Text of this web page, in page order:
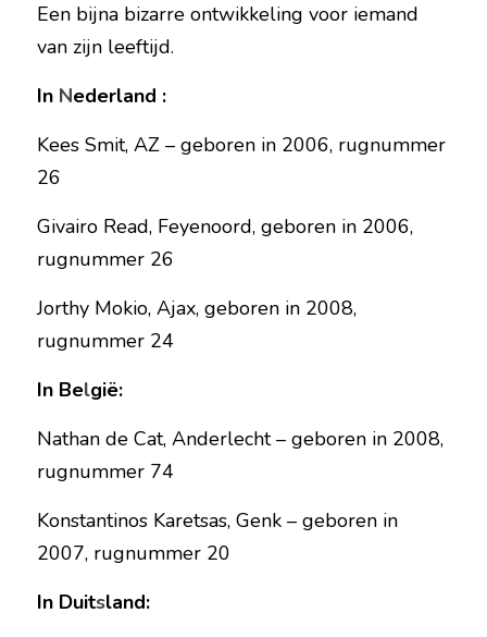
Een bijna bizarre ontwikkeling voor iemand
van zijn leeftijd.
In Nederland :
Kees Smit, AZ – geboren in 2006, rugnummer
26
Givairo Read, Feyenoord, geboren in 2006,
rugnummer 26
Jorthy Mokio, Ajax, geboren in 2008,
rugnummer 24
In België:
Nathan de Cat, Anderlecht – geboren in 2008,
rugnummer 74
Konstantinos Karetsas, Genk – geboren in
2007, rugnummer 20
In Duitsland: